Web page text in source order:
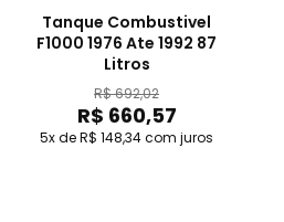
Tanque Combustivel
F1000 1976 Ate 1992 87
Litros
R$ 692,02
R$ 660,57
5x de R$ 148,34com juros